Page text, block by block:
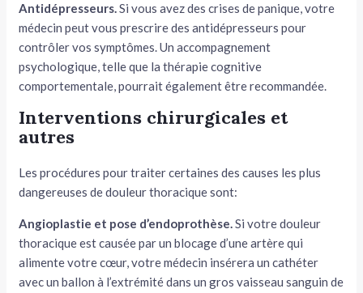
Antidépresseurs.Si vous avez des crises de panique, votre
médecin peut vous prescrire des antidépresseurs pour
contrôler vos symptômes. Un accompagnement
psychologique, telle que la thérapie cognitive
comportementale, pourrait également être recommandée.
Interventions chirurgicales et
autres
Les procédures pour traiter certaines des causes les plus
dangereuses de douleur thoracique sont:
Angioplastie et pose d’endoprothèse.Si votre douleur
thoracique est causée par un blocage d’une artère qui
alimente votre cœur, votre médecin insérera un cathéter
avec un ballon à l’extrémité dans un gros vaisseau sanguin de